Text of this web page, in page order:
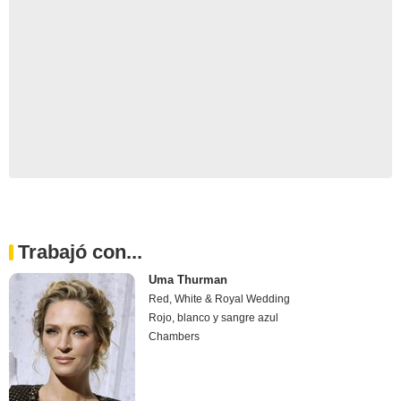
Trabajó con...
Uma Thurman
Red, White & Royal Wedding
Rojo, blanco y sangre azul
Chambers